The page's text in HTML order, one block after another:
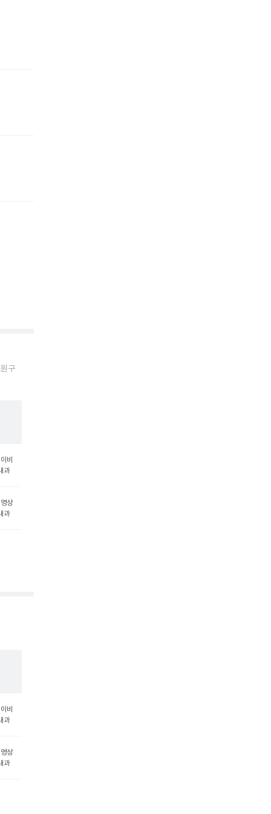
구
비
과
상
과
비
과
상
과